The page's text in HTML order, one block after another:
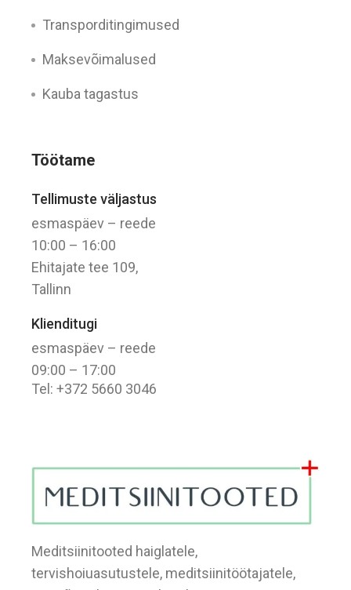
Meditsiinitooted haiglatele,
tervishoiuasutustele, meditsiinitöötajatele,
Töötame
Tellimuste väljastus
esmaspäev – reede
10:00 – 16:00
Ehitajate tee 109,
Tallinn
Klienditugi
esmaspäev – reede
09:00 – 17:00
Tel: +372 5660 3046
Transporditingimused
Maksevõimalused
Kauba tagastus